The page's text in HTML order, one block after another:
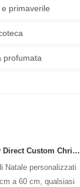
primaverile
profumata
Factory Direct Custom Christmas Ball Big Ornaments grandi palline 15 cm - palline logo di Natale da 60 cm
Natale personalizzati
a 60 cm, qualsiasi